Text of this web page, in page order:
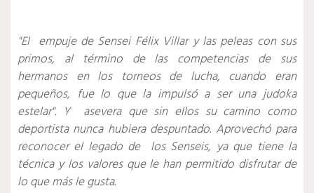
"El empuje de Sensei Félix Villar y las peleas con sus
primos, al término de las competencias de sus
hermanos en los torneos de lucha, cuando eran
pequeños, fue lo que la impulsó a ser una judoka
estelar". Y asevera que sin ellos su camino como
deportista nunca hubiera despuntado. Aprovechó para
reconocer el legado de los Senseis, ya que tiene la
técnica y los valores que le han permitido disfrutar de
lo que más le gusta.